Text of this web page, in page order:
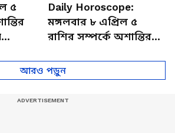
৫
Daily Horoscope:
মঙ্গলবার ৮ এপ্রিল ৫
রাশির সম্পর্কে অশান্তির
আজকের রাশিফল
আরও পড়ুন